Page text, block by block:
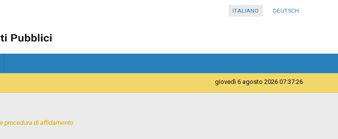
ITALIANO DEUTSCH
giovedì 6 agosto 2026 07:37:26
procedura di affidamento